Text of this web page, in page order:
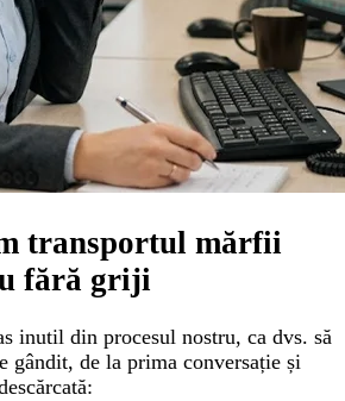
transportul mărfii
fără griji
inutil din procesul nostru, ca dvs. să
gândit, de la prima conversație și